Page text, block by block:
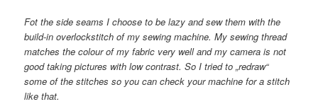
Fot the side seams I choose to be lazy and sew them with the
build-in overlockstitch of my sewing machine. My sewing thread
matches the colour of my fabric very well and my camera is not
good taking pictures with low contrast. So I tried to „redraw“
some of the stitches so you can check your machine for a stitch
like that.